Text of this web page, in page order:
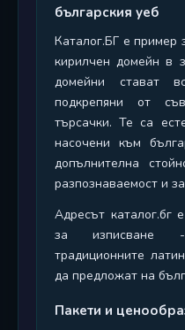
българския уеб
Каталог.БГ е пример
кирилчен домейн в
домейни стават
подкрепяни от
търсачки. Те са
насочени към
допълнителна
разпознаваемост и
Адресът каталог.бг
за изписване -
традиционните
да предложат на
Пакети и